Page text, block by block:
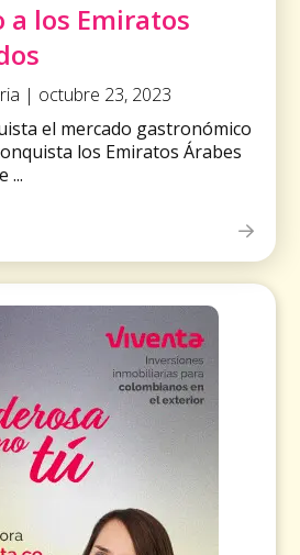
los Emiratos
| octubre 23, 2023
el mercado gastronómico
los Emiratos Árabes
...